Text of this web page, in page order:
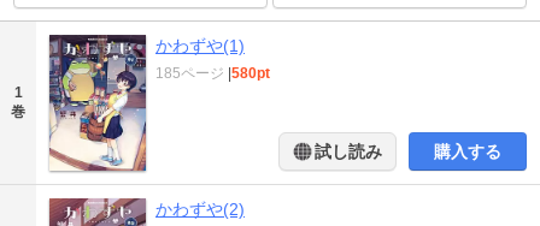
1
巻
かわずや(1)
185ページ 580pt
試し読み 購入する
かわずや(2)